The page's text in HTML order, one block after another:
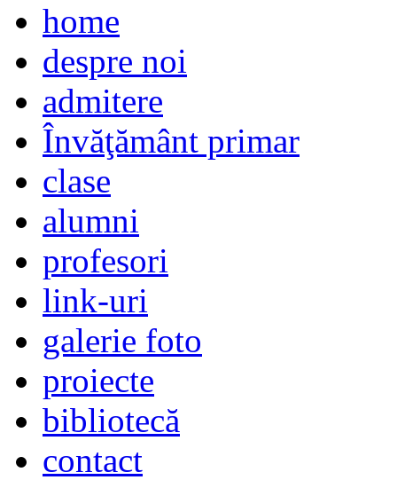
home
despre noi
admitere
Învăţământ primar
clase
alumni
profesori
link-uri
galerie foto
proiecte
bibliotecă
contact